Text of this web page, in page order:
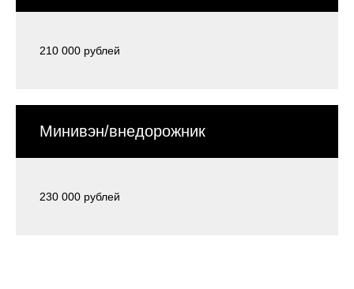
210 000 рублей
Минивэн/внедорожник
230 000 рублей